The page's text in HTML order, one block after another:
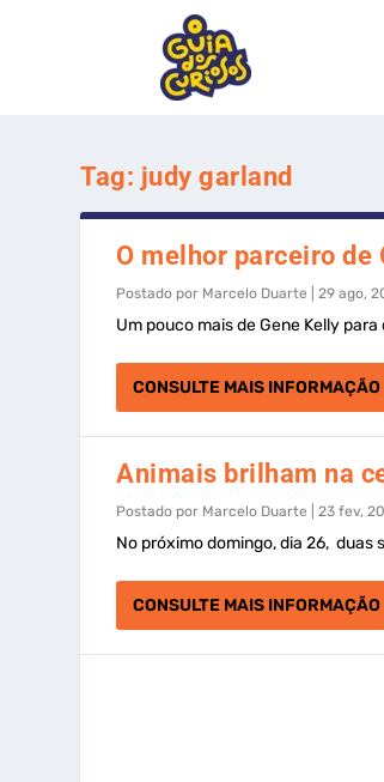
Tag: judy garland
O melhor parceiro de
Postado por Marcelo Duarte |29 ago,
Um pouco mais de Gene Kelly
CONSULTE MAIS INFORMAÇÃO
Animais brilham na
Postado por Marcelo Duarte |23 fev,
No próximo domingo, dia 26,
CONSULTE MAIS INFORMAÇÃO